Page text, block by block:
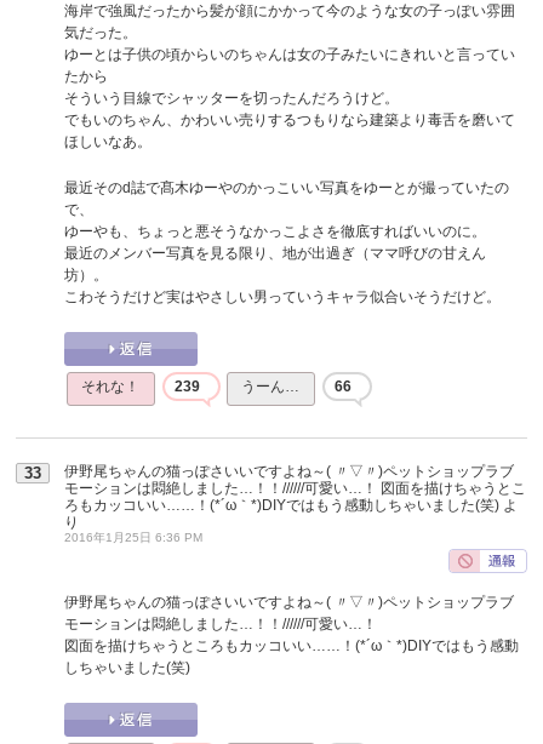
海岸で強風だったから髪が顔にかかって今のような女の子っぽい雰囲
気だった。
ゆーとは子供の頃からいのちゃんは女の子みたいにきれいと言ってい
たから
そういう目線でシャッターを切ったんだろうけど。
でもいのちゃん、かわいい売りするつもりなら建築より毒舌を磨いて
ほしいなあ。
最近そのd誌で髙木ゆーやのかっこいい写真をゆーとが撮っていたの
で、
ゆーやも、ちょっと悪そうなかっこよさを徹底すればいいのに。
最近のメンバー写真を見る限り、地が出過ぎ（ママ呼びの甘えん
坊）。
こわそうだけど実はやさしい男っていうキャラ似合いそうだけど。
それな！ 239 うーん… 66
33
伊野尾ちゃんの猫っぽさいいですよね～( 〃▽〃)ペットショップラブ
モーションは悶絶しました…！！//////可愛い…！ 図面を描けちゃうとこ
ろもカッコいい……！(*´ω｀*)DIYではもう感動しちゃいました(笑) よ
り
2016年1月25日 6:36 PM
伊野尾ちゃんの猫っぽさいいですよね～( 〃▽〃)ペットショップラブ
モーションは悶絶しました…！！//////可愛い…！
図面を描けちゃうところもカッコいい……！(*´ω｀*)DIYではもう感動
しちゃいました(笑)